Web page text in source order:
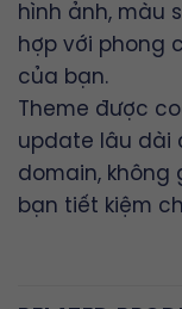
hình ảnh, màu
hợp với phong
của bạn.
Theme được
update lâu dài
domain, không
bạn tiết kiệm